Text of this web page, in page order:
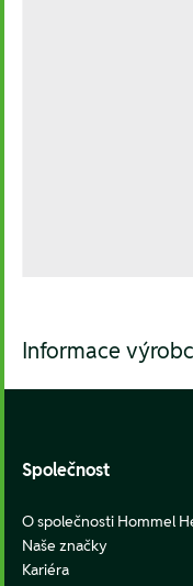
Informace
Footer
Společnost
O společnosti Hommel
Naše značky
Kariéra